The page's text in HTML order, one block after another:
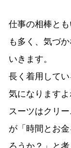
仕事の相棒と
も多く、気づ
いきます。
長く着用して
気になりますよ
スーツはクリ
が「時間とお
ろうか？」と